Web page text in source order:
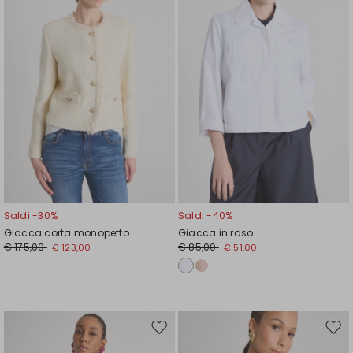
Saldi -30%
Giacca corta monopetto
€ 175,00 € 123,00
Saldi -40%
Giacca in raso
€ 85,00 € 51,00
Sposta